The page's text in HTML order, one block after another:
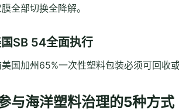
全部切换全降解。
SB 54全面执行
国加州65%一次性塑料包装必须可回收
与海洋塑料治理的5种方式